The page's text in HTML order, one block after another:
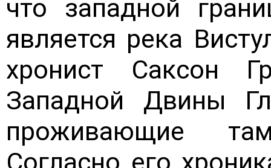
что западной
является река
хронист Саксон
Западной Двины
проживающие